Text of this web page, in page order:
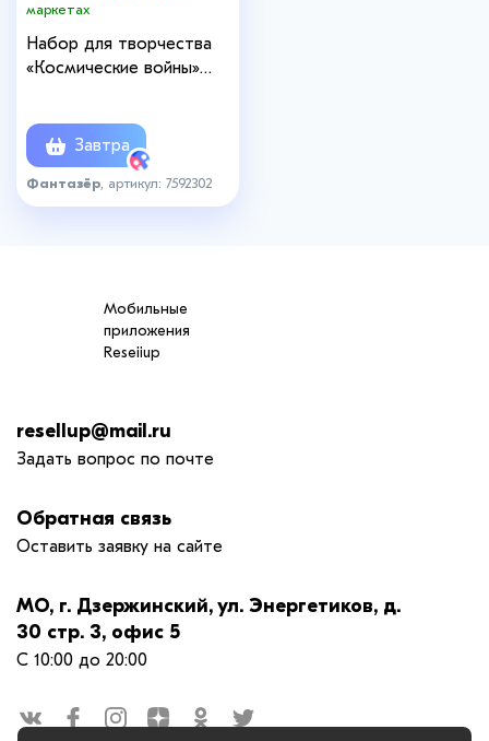
маркетах
Набор для творчества
«Космические войны»
Завтра
Фантазёр , артикул: 7592302
Мобильные
приложения
Reseiiup
resellup@mail.ru
Задать вопрос по почте
Обратная связь
Оставить заявку на сайте
МО, г. Дзержинский, ул. Энергетиков, д.
30 стр. 3, офис 5
С 10:00 до 20:00